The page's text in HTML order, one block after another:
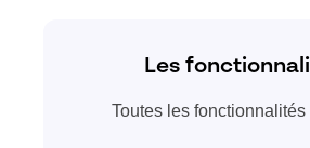
Les
Toutes les fonctionnalités